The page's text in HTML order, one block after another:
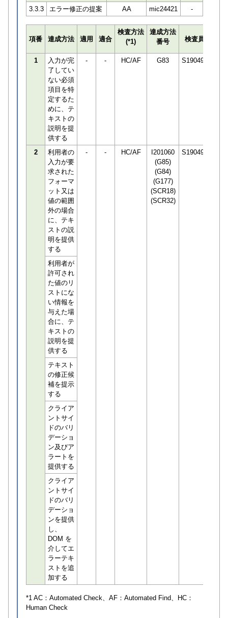
3.3.3
エラー修正の提案 AA mic24421 -
項番 達成方法 適用 適合
検査方法
(*1)
達成方法
番号
検査員
1
入力が完
了してい
ない必須
項目を特
定するた
めに、テ
キストの
説明を提
供する
- - HC/AF G83 S190498
2
利用者の
入力が要
求された
フォーマ
ット又は
値の範囲
外の場合
に、テキ
ストの説
明を提供
する
- - HC/AF
I201060
(G85)
(G84)
(G177)
(SCR18)
(SCR32)
S190498
利用者が
許可され
た値のリ
ストにな
い情報を
与えた場
合に、テ
キストの
説明を提
供する
テキスト
の修正候
補を提示
する
クライア
ントサイ
ドのバリ
デーショ
ン及びア
ラートを
提供する
クライア
ントサイ
ドのバリ
デーショ
ンを提供
し、
DOM を
介してエ
ラーテキ
ストを追
加する
*1 AC： Automated Check、AF： Automated Find、HC：
Human Check